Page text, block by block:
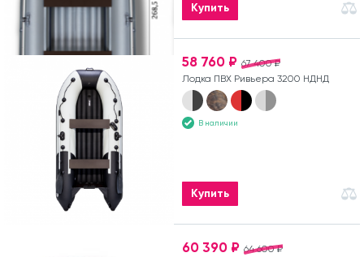
Купить
67 400 ₽
58 760 ₽
Лодка ПВХ Ривьера 3200 НДНД
В наличии
Купить
64 600 ₽
60 390 ₽